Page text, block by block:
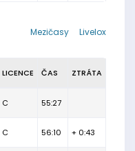
Livelox
Mezičasy
LICENCE ČAS ZTRÁTA
C 55:27
C 56:10 + 0:43